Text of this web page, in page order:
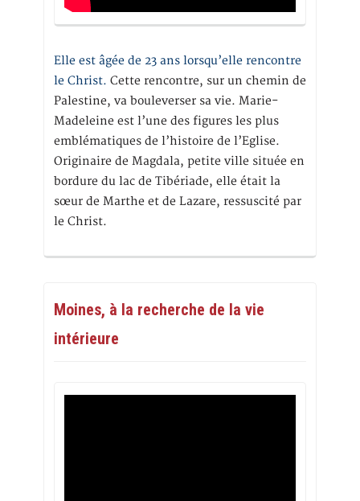
Elle est âgée de 23 ans lorsqu’elle rencontre
le Christ. Cette rencontre, sur un chemin de
Palestine, va bouleverser sa vie. Marie-
Madeleine est l’une des figures les plus
emblématiques de l’histoire de l’Eglise.
Originaire de Magdala, petite ville située en
bordure du lac de Tibériade, elle était la
sœur de Marthe et de Lazare, ressuscité par
le Christ.
Moines, à la recherche de la vie
intérieure